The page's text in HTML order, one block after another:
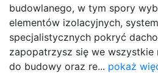
budowlanego, w tym spory
elementów izolacyjnych,
specjalistycznych pokryć
zapopatrzysz się we wszystkie
do budowy oraz re... pokaż